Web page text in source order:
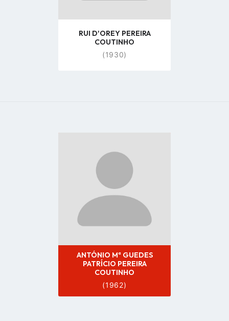
RUI D'OREY PEREIRA
COUTINHO
(1930)
profile
page
ANTÓNIO Mª GUEDES
PATRÍCIO PEREIRA
COUTINHO
(1962)